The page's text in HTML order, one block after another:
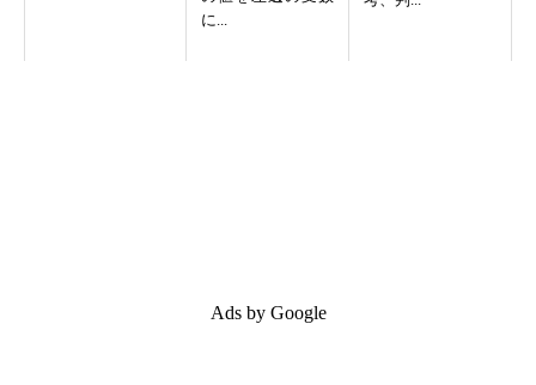
に...
Ads by Google